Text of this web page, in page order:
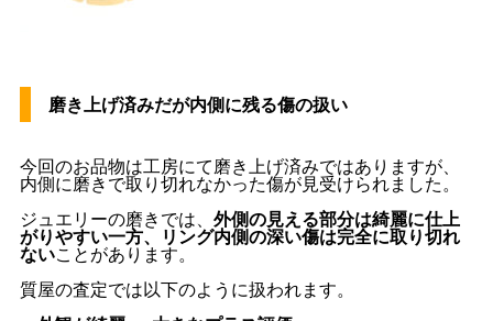
磨き上げ済みだが内側に残る傷の扱い
今回のお品物は工房にて磨き上げ済みではありますが、
内側に磨きで取り切れなかった傷が見受けられました。
ジュエリーの磨きでは、 外側の見える部分は綺麗に仕上
がりやすい一方、リング内側の深い傷は完全に取り切れ
ないことがあります。
質屋の査定では以下のように扱われます。